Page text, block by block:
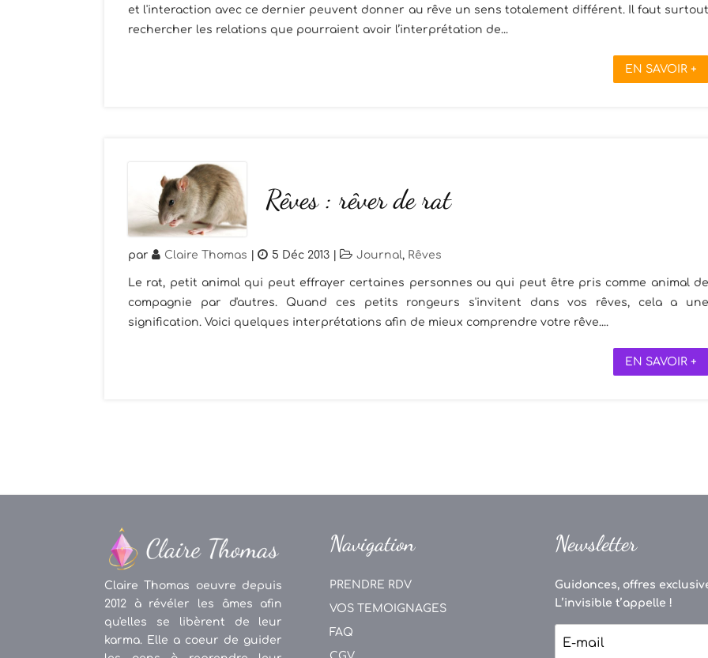
et l'interaction avec ce dernier peuvent donner au rêve un sens totalement différent. Il faut surtout
rechercher les relations que pourraient avoir l’interprétation de...
EN SAVOIR +
Rêves : rêver de rat
par Claire Thomas 5 Déc 2013 Journal, Rêves
Le rat, petit animal qui peut effrayer certaines personnes ou qui peut être pris comme animal de
compagnie par d'autres. Quand ces petits rongeurs s'invitent dans vos rêves, cela a une
signification. Voici quelques interprétations afin de mieux comprendre votre rêve....
EN SAVOIR +
Claire Thomas oeuvre depuis
2012 à révéler les âmes afin
qu'elles se libèrent de leur
karma. Elle a coeur de guider
Navigation
PRENDRE RDV
VOS TEMOIGNAGES
FAQ
Newsletter
Guidances, offres
L’invisible t’appelle !